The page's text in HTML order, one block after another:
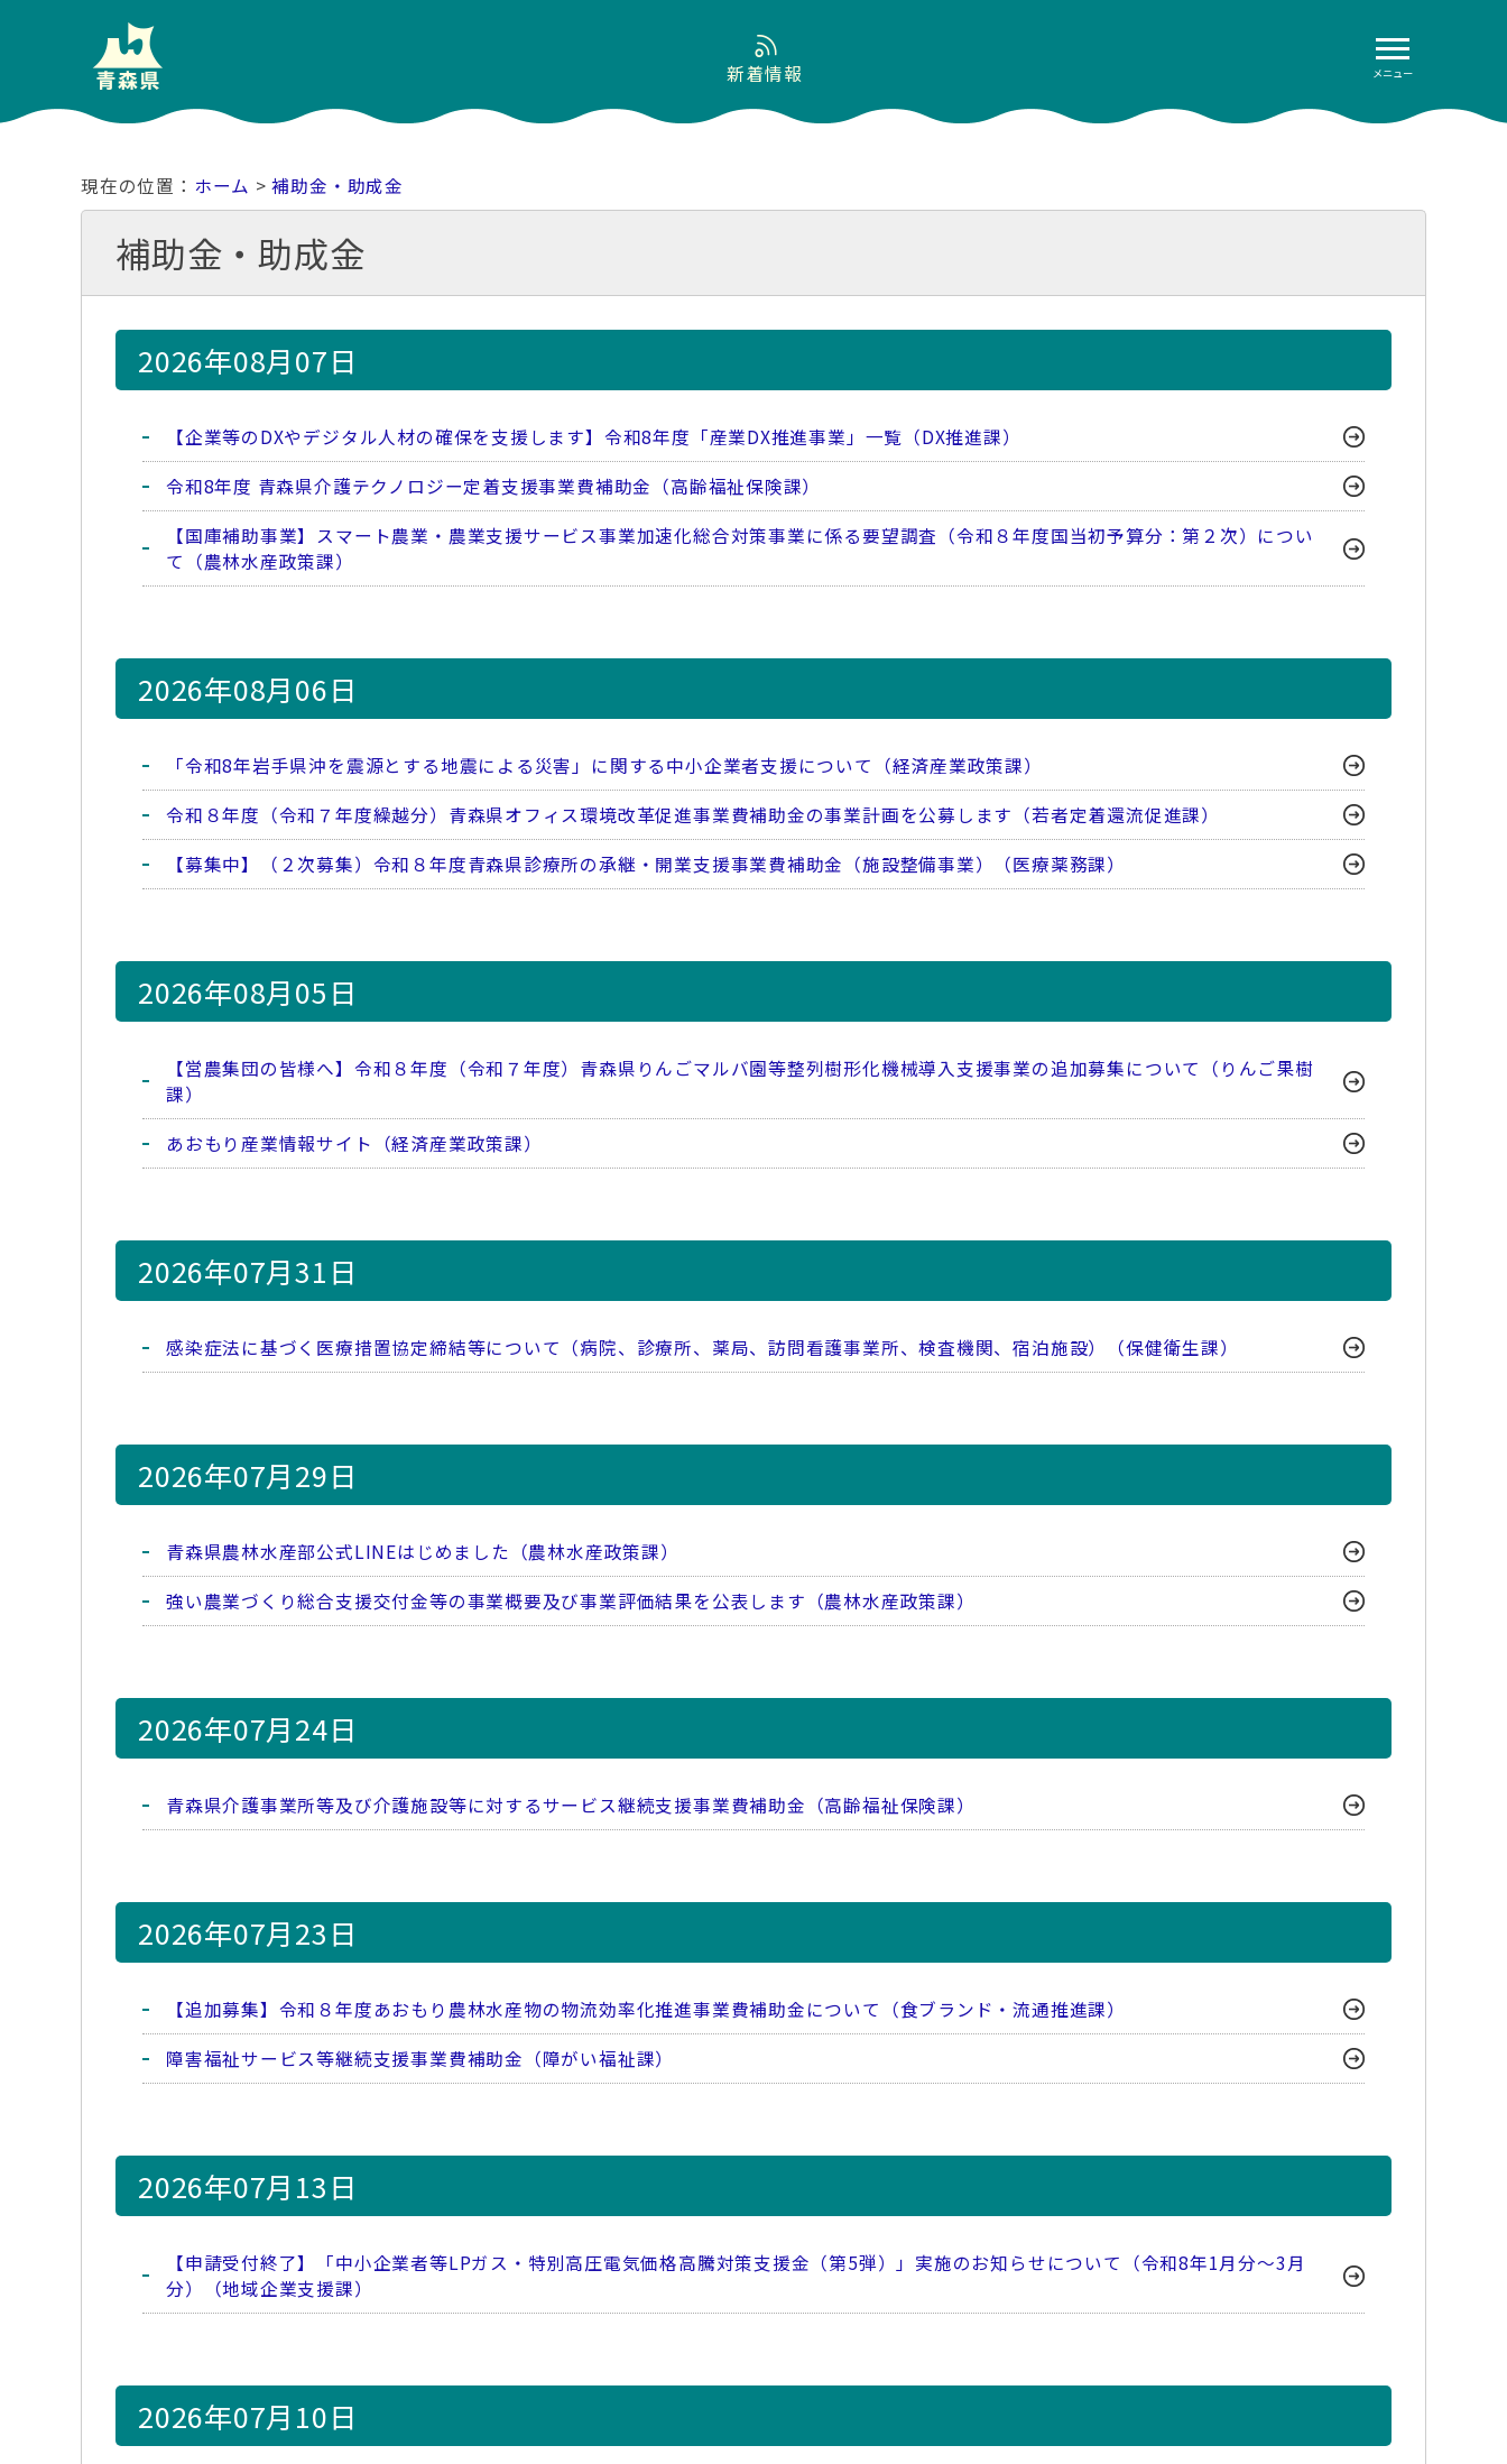
メニュー
新着情報
ホーム >補助金・助成金
補助金・助成金
2026年08月07日
【企業等のDXやデジタル人材の確保を支援します】令和8年度「産業DX推進事業」一覧（DX推進課）
令和8年度 青森県介護テクノロジー定着支援事業費補助金（高齢福祉保険課）
【国庫補助事業】スマート農業・農業支援サービス事業加速化総合対策事業に係る要望調査（令和８年度国当初予算分：第２次）につい
て（農林水産政策課）
2026年08月06日
「令和8年岩手県沖を震源とする地震による災害」に関する中小企業者支援について（経済産業政策課）
令和８年度（令和７年度繰越分）青森県オフィス環境改革促進事業費補助金の事業計画を公募します（若者定着還流促進課）
【募集中】（２次募集）令和８年度青森県診療所の承継・開業支援事業費補助金（施設整備事業）（医療薬務課）
2026年08月05日
【営農集団の皆様へ】令和８年度（令和７年度）青森県りんごマルバ園等整列樹形化機械導入支援事業の追加募集について（りんご果樹
課）
あおもり産業情報サイト（経済産業政策課）
2026年07月31日
感染症法に基づく医療措置協定締結等について（病院、診療所、薬局、訪問看護事業所、検査機関、宿泊施設）（保健衛生課）
2026年07月29日
青森県農林水産部公式LINEはじめました（農林水産政策課）
強い農業づくり総合支援交付金等の事業概要及び事業評価結果を公表します（農林水産政策課）
2026年07月24日
青森県介護事業所等及び介護施設等に対するサービス継続支援事業費補助金（高齢福祉保険課）
2026年07月23日
【追加募集】令和８年度あおもり農林水産物の物流効率化推進事業費補助金について（食ブランド・流通推進課）
障害福祉サービス等継続支援事業費補助金（障がい福祉課）
2026年07月13日
【申請受付終了】「中小企業者等LPガス・特別高圧電気価格高騰対策支援金（第5弾）」実施のお知らせについて（令和8年1月分～3月
分）（地域企業支援課）
2026年07月10日